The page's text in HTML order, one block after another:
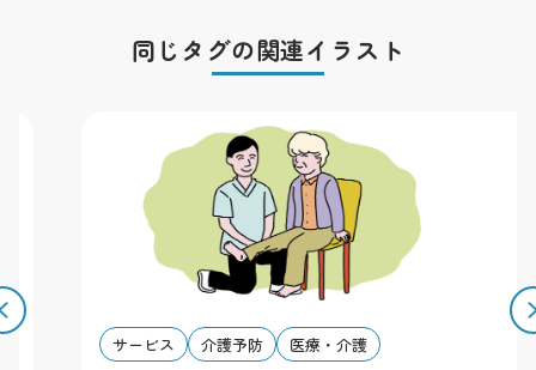
棄しておりません。全ての素材の著作権は私横浜市が所
素材を利用することによって発生したトラブルについて
は一切責任を負いかねます。全ての規約は予告無く改変
する場合があります。予めご了承下さい。
同じタグの関連イラスト
サービス 介護予防 医療・介護